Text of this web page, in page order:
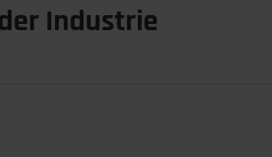
Industrie